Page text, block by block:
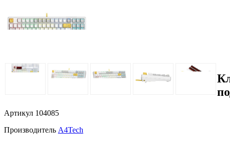
Артикул 104085
Производитель A4Tech